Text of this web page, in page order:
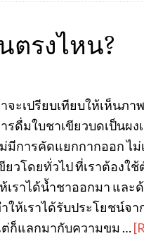
ตรงไหน?
จะเปรียบเทียบให้เห็นภ
รดื่มใบชาเขียวบดเป็นผง
มีการคัดแยกกากออก ไ
ยวโดยทั่วไป ที่เราต้องใช้
เราได้น้ำชาออกมา และ
ให้เราได้รับประโยชน์จ
ก็แลกมากับความขม …